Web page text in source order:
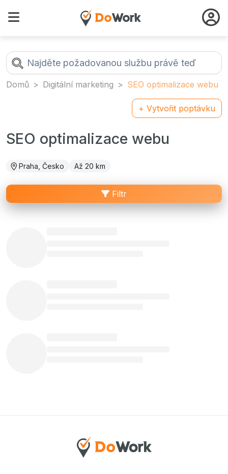
Domů Digitální marketing SEO optimalizace webu
+ Vytvořit poptávku
SEO optimalizace webu
Praha, Česko Až 20 km
Filtr